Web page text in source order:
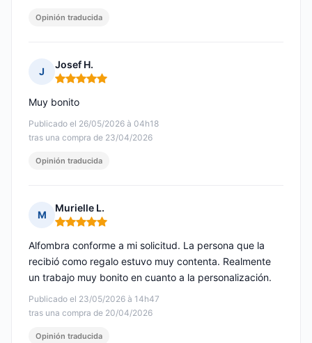
Opinión traducida
J
Josef H.
Nota: 5 de 5
Publicado el 26/05/2026 à 04h18
tras una compra de 23/04/2026
Muy bonito
Opinión traducida
M
Murielle L.
Nota: 5 de 5
Publicado el 23/05/2026 à 14h47
tras una compra de 20/04/2026
Alfombra conforme a mi solicitud. La persona que la
recibió como regalo estuvo muy contenta. Realmente
un trabajo muy bonito en cuanto a la personalización.
Opinión traducida